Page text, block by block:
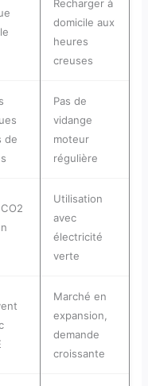
Recharger à
domicile aux
heures
creuses
de
Pas de
vidange
moteur
régulière
Utilisation
avec
électricité
verte
Marché en
expansion,
demande
croissante